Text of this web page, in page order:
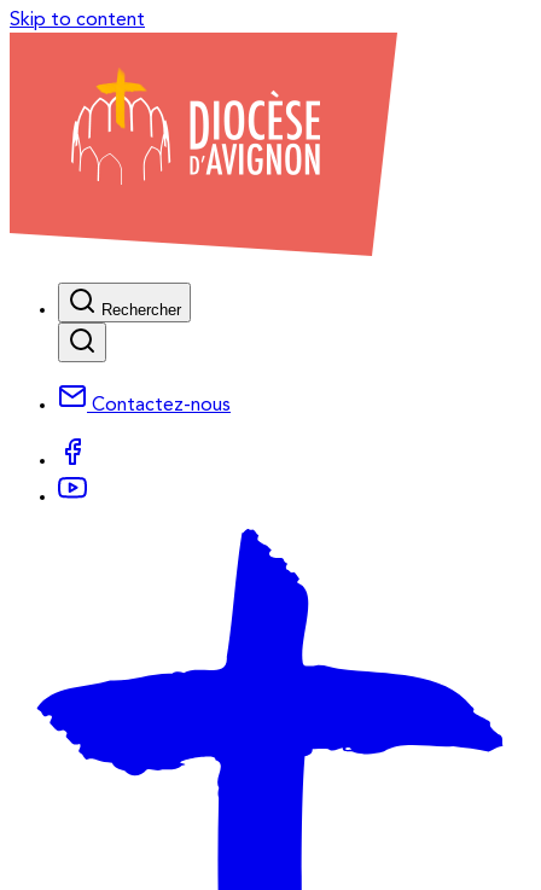
Skip to content
Rechercher
Contactez-nous